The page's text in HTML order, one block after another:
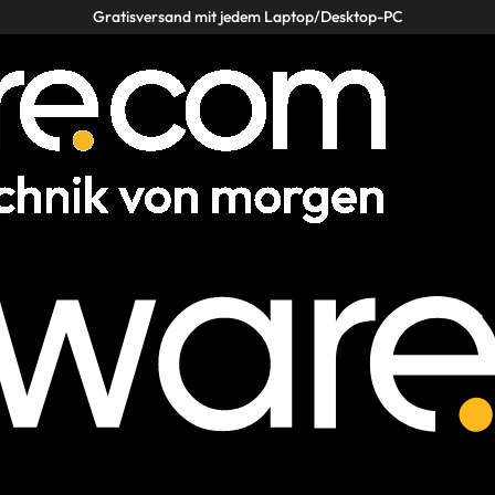
Gratisversand mit jedem Laptop/Desktop-PC